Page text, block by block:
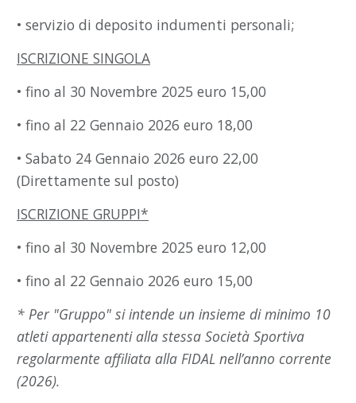
• servizio di deposito indumenti personali;
ISCRIZIONE SINGOLA
• fino al 30 Novembre 2025 euro 15,00
• fino al 22 Gennaio 2026 euro 18,00
• Sabato 24 Gennaio 2026 euro 22,00
(Direttamente sul posto)
ISCRIZIONE GRUPPI*
• fino al 30 Novembre 2025 euro 12,00
• fino al 22 Gennaio 2026 euro 15,00
* Per "Gruppo" si intende un insieme di minimo 10
atleti appartenenti alla stessa Società Sportiva
regolarmente affiliata alla FIDAL nell’anno corrente
(2026).